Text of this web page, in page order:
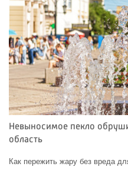
Невыносимое пекло
область
Как пережить жару без вреда